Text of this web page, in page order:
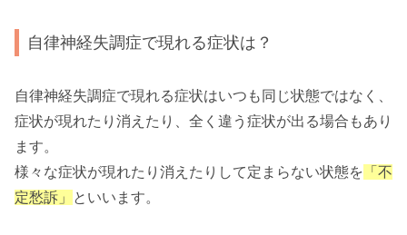
自律神経失調症で現れる症状は？
自律神経失調症で現れる症状はいつも同じ状態ではなく、
症状が現れたり消えたり、全く違う症状が出る場合もあり
ます。
様々な症状が現れたり消えたりして定まらない状態を 「不
定愁訴」
といいます。